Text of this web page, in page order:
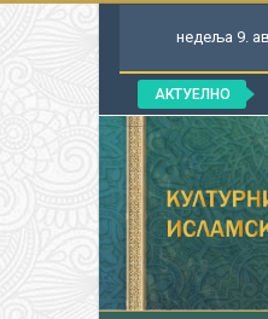
недеља 9.
АКТУЕЛНО